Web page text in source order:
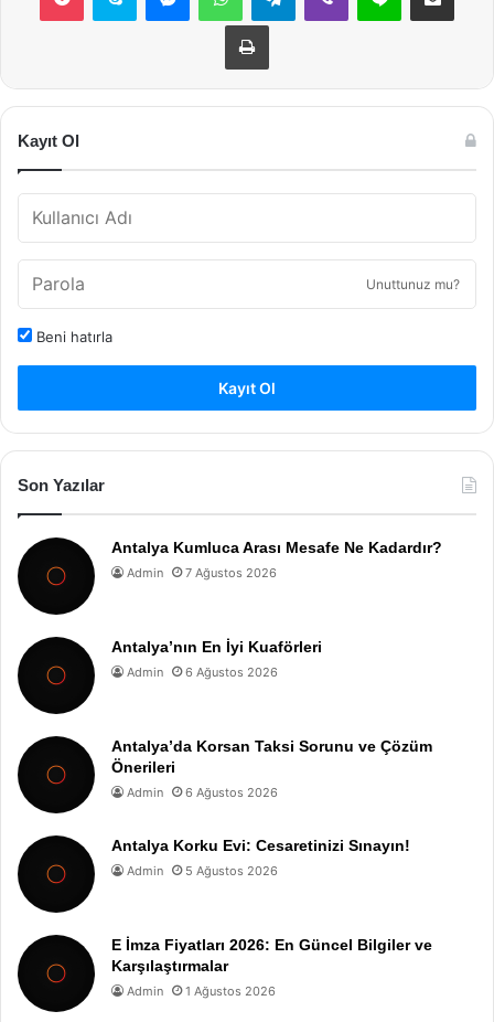
Yazdır
Kayıt Ol
Unuttunuz mu?
Beni hatırla
Kayıt Ol
Son Yazılar
Antalya Kumluca Arası Mesafe Ne Kadardır?
Admin 7 Ağustos 2026
Antalya’nın En İyi Kuaförleri
Admin 6 Ağustos 2026
Antalya’da Korsan Taksi Sorunu ve Çözüm
Önerileri
Admin 6 Ağustos 2026
Antalya Korku Evi: Cesaretinizi Sınayın!
Admin 5 Ağustos 2026
E İmza Fiyatları 2026: En Güncel Bilgiler ve
Karşılaştırmalar
Admin 1 Ağustos 2026